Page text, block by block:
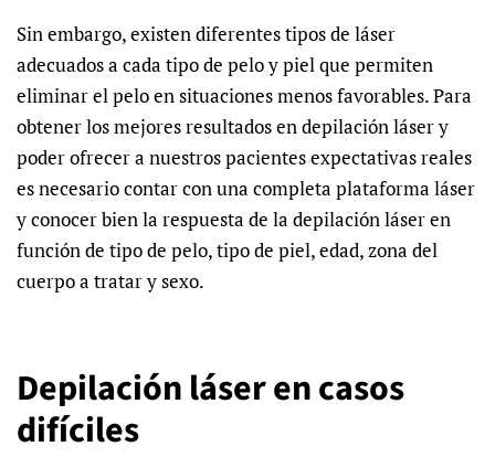
Sin embargo, existen diferentes tipos de láser
adecuados a cada tipo de pelo y piel que permiten
eliminar el pelo en situaciones menos favorables.Para
obtener los mejores resultados en depilación láser y
poder ofrecer a nuestros pacientes expectativas reales
es necesario contar con una completa plataforma láser
y conocer bien la respuesta de la depilación láser en
función de tipo de pelo, tipo de piel, edad, zona del
cuerpo a tratar y sexo.
Depilación láser en casos
difíciles